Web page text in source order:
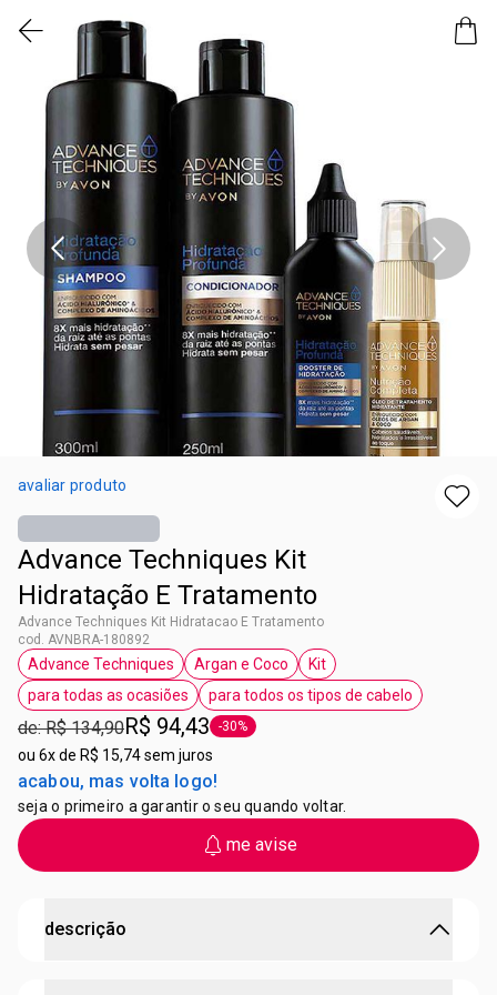
avaliar produto
Advance Techniques Kit
Hidratação E Tratamento
Advance Techniques Kit Hidratacao E Tratamento
cod. AVNBRA-180892
etiqueta Advance Techniques
Advance Techniques
etiqueta Argan e Coco
Argan e Coco
etiqueta Kit
Kit
etiqueta para todas as ocasiões
para todas as ocasiões
etiqueta para todos os
para todos os tipos de cabelo
de: R$ 134,90R$ 94,43 etiqueta -30%
-30%
ou 6x de R$ 15,74 sem juros
acabou, mas volta logo!
seja o primeiro a garantir o seu quando voltar.
me avise
descrição